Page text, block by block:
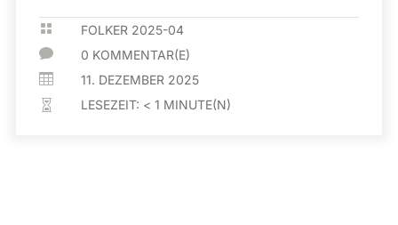
 FOLKER 2025-04
 0 KOMMENTAR(E)
 11. DEZEMBER 2025
 LESEZEIT: < 1 MINUTE(N)